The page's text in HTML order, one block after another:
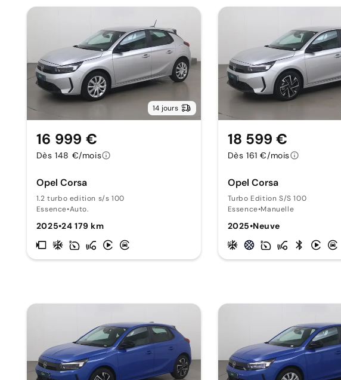
14 jours
Opel Corsa
1.2 turbo edition s/s 100
Essence•Auto.
2025•24 179 km
16 999 €
Dès 148 €/mois
Opel Corsa
Turbo Edition S/S 100
Essence•Manuelle
2025•Neuve
18 599 €
Dès 161 €/mois